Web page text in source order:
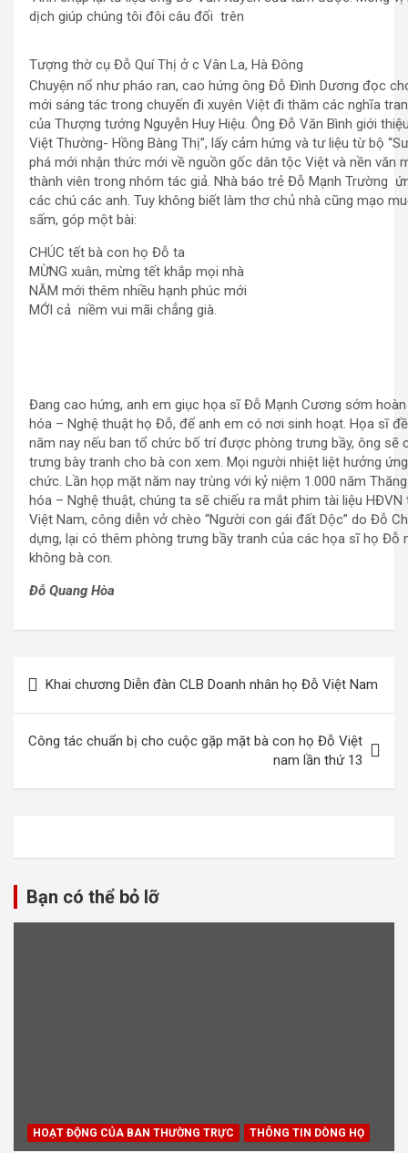
dịch giúp chúng tôi đôi câu đối trên
Tượng thờ cụ Đỗ Quí Thị ở c Vân La, Hà Đông
Chuyện nổ như pháo ran, cao hứng ông Đỗ Đình Dương đọc
mới sáng tác trong chuyến đi xuyên Việt đi thăm các nghĩa
của Thượng tướng Nguyễn Huy Hiệu. Ông Đỗ Văn Bình giới
Việt Thường- Hồng Bàng Thị”, lấy cảm hứng và tư liệu từ bộ
phá mới nhận thức mới về nguồn gốc dân tộc Việt và nền văn
thành viên trong nhóm tác giả. Nhà báo trẻ Đỗ Mạnh Trường
các chú các anh. Tuy không biết làm thơ chủ nhà cũng mạo
sấm, góp một bài:
CHÚC tết bà con họ Đỗ ta
MỪNG xuân, mừng tết khắp mọi nhà
NĂM mới thêm nhiều hạnh phúc mới
MỚI cả niềm vui mãi chẳng già.
Đang cao hứng, anh em giục họa sĩ Đỗ Mạnh Cương sớm
hóa – Nghệ thuật họ Đỗ, để anh em có nơi sinh hoạt. Họa sĩ
năm nay nếu ban tổ chức bố trí được phòng trưng bầy, ông
trưng bày tranh cho bà con xem. Mọi người nhiệt liệt hưởng
chức. Lần họp mặt năm nay trùng với kỷ niệm 1.000 năm
hóa – Nghệ thuật, chúng ta sẽ chiếu ra mắt phim tài liệu
Việt Nam, công diễn vở chèo “Người con gái đất Dộc” do Đỗ
dựng, lại có thêm phòng trưng bầy tranh của các họa sĩ họ Đỗ
không bà con.
Đỗ Quang Hòa
hướng
bài
Khai chương Diễn đàn CLB Doanh nhân họ Đỗ Việt Nam
Công tác chuẩn bị cho cuộc gặp mặt bà con họ Đỗ Việt
nam lần thứ 13
Bạn có thể bỏ lỡ
HOẠT ĐỘNG CỦA BAN THƯỜNG TRỰC THÔNG TIN DÒNG HỌ